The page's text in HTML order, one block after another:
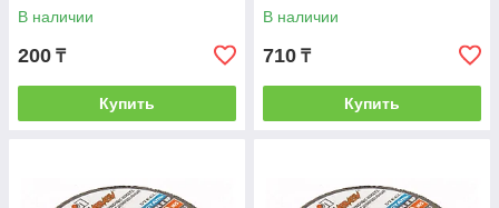
В наличии
200 ₸
Купить
В наличии
710 ₸
Купить